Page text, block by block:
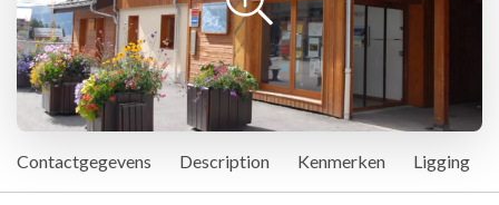
Contactgegevens Description Kenmerken Ligging